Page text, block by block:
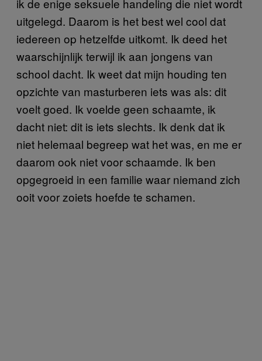
ik de enige seksuele handeling die niet wordt
uitgelegd. Daarom is het best wel cool dat
iedereen op hetzelfde uitkomt. Ik deed het
waarschijnlijk terwijl ik aan jongens van
school dacht. Ik weet dat mijn houding ten
opzichte van masturberen iets was als: dit
voelt goed. Ik voelde geen schaamte, ik
dacht niet: dit is iets slechts. Ik denk dat ik
niet helemaal begreep wat het was, en me er
daarom ook niet voor schaamde. Ik ben
opgegroeid in een familie waar niemand zich
ooit voor zoiets hoefde te schamen.